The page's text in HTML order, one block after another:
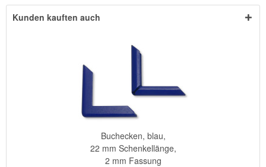
Kunden kauften auch
Buchecken, blau,
22 mm Schenkellänge,
2 mm Fassung